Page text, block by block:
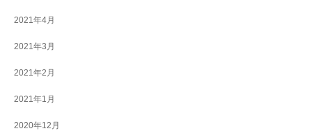
2021年4月
2021年3月
2021年2月
2021年1月
2020年12月